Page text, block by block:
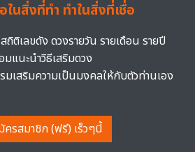
ในสิ่งที่ทำ ทำในสิ่งที่เชื่อ
ถิติเลขดัง ดวงรายวัน รายเดือน รายปี
แนะนำวิธีเสริมดวง
มเสริมความเป็นมงคลให้กับตัวท่านเอง
ครสมาชิก (ฟรี) เร็วๆนี้